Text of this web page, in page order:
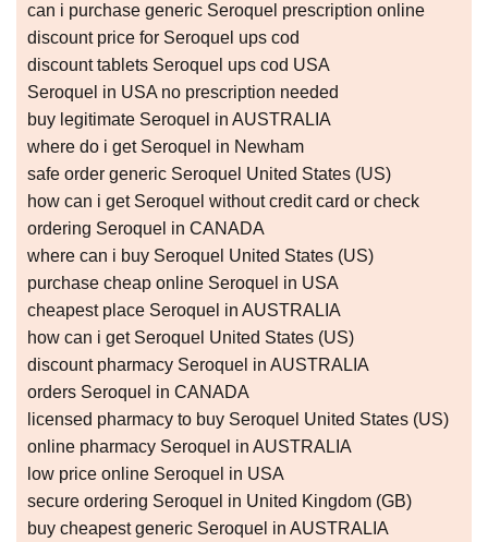
can i purchase generic Seroquel prescription online
discount price for Seroquel ups cod
discount tablets Seroquel ups cod USA
Seroquel in USA no prescription needed
buy legitimate Seroquel in AUSTRALIA
where do i get Seroquel in Newham
safe order generic Seroquel United States (US)
how can i get Seroquel without credit card or check
ordering Seroquel in CANADA
where can i buy Seroquel United States (US)
purchase cheap online Seroquel in USA
cheapest place Seroquel in AUSTRALIA
how can i get Seroquel United States (US)
discount pharmacy Seroquel in AUSTRALIA
orders Seroquel in CANADA
licensed pharmacy to buy Seroquel United States (US)
online pharmacy Seroquel in AUSTRALIA
low price online Seroquel in USA
secure ordering Seroquel in United Kingdom (GB)
buy cheapest generic Seroquel in AUSTRALIA